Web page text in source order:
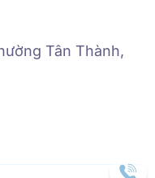
Tân Thành,